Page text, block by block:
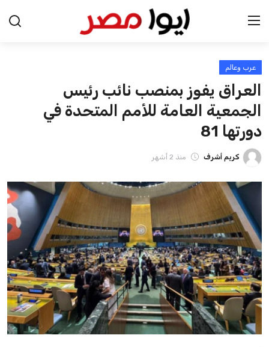
الرئيسية
اخبار مصر
عرب وعالم
اقتصاد
اخبار الرياضة
منوعات
فن وثقافة
علوم وتكنولوجيا
المرأة والجمال
عرب وعالم
العراق يفوز بمنصب نائب رئيس
الجمعية العامة للأمم المتحدة في
دورتها 81
كريم أشرف منذ 2 أشهر